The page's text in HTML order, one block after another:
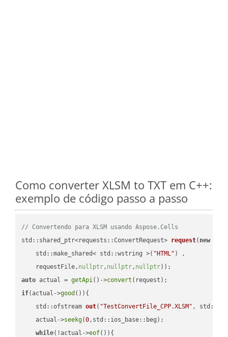
Como converter XLSM to TXT em C++:
exemplo de código passo a passo
// Convertendo para XLSM usando Aspose.Cells
std::shared_ptr<requests::ConvertRequest> request( new
    std::make_shared< std::wstring >(
"HTML" ) ,
    requestFile,
nullptr, nullptr, nullptr))
auto actual = getApi()->convert
if(actual->good ()){
std::ofstream out( "TestConvertFile_CPP.XLSM" ,
    actual->
seekg(0,std::ios_base::beg);
while(!actual->eof()){